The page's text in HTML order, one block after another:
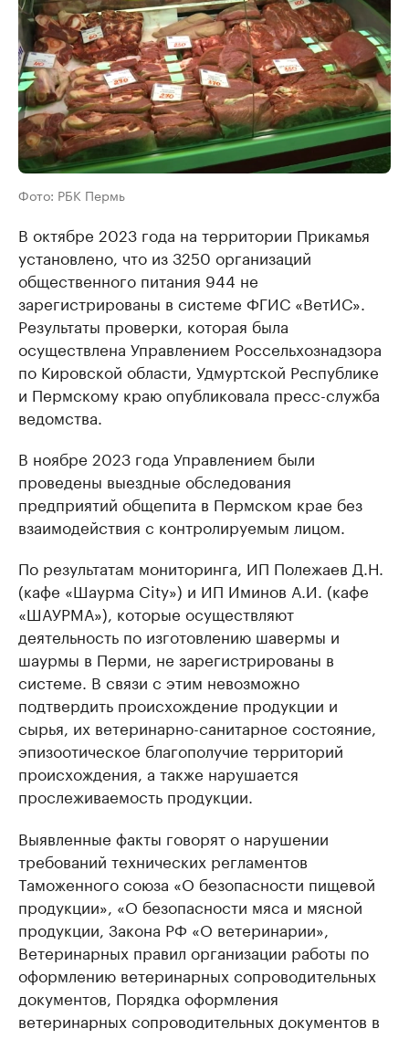
Фото: РБК Пермь
В октябре 2023 года на территории Прикамья
установлено, что из 3250 организаций
общественного питания 944 не
зарегистрированы в системе ФГИС «ВетИС».
Результаты проверки, которая была
осуществлена Управлением Россельхознадзора
по Кировской области, Удмуртской Республике
и Пермскому краю опубликовала пресс-служба
ведомства.
В ноябре 2023 года Управлением были
проведены выездные обследования
предприятий общепита в Пермском крае без
взаимодействия с контролируемым лицом.
По результатам мониторинга, ИП Полежаев Д.Н.
(кафе «Шаурма City») и ИП Иминов А.И. (кафе
«ШАУРМА»), которые осуществляют
деятельность по изготовлению шавермы и
шаурмы в Перми, не зарегистрированы в
системе. В связи с этим невозможно
подтвердить происхождение продукции и
сырья, их ветеринарно-санитарное состояние,
эпизоотическое благополучие территорий
происхождения, а также нарушается
прослеживаемость продукции.
Выявленные факты говорят о нарушении
требований технических регламентов
Таможенного союза «О безопасности пищевой
продукции», «О безопасности мяса и мясной
продукции, Закона РФ «О ветеринарии»,
Ветеринарных правил организации работы по
оформлению ветеринарных сопроводительных
документов, Порядка оформления
ветеринарных сопроводительных документов в